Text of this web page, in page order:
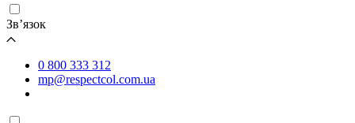
Зв’язок
0 800 333 312
mp@respectcol.com.ua